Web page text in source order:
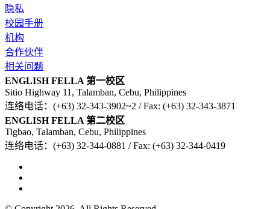
隐私
校园手册
机构
合作伙伴
相关问题
ENGLISH FELLA 第一校区
Sitio Highway 11, Talamban, Cebu, Philippines
连络电话：(+63) 32-343-3902~2 / Fax: (+63) 32-343-3871
ENGLISH FELLA 第二校区
Tigbao, Talamban, Cebu, Philippines
连络电话：(+63) 32-344-0881 / Fax: (+63) 32-344-0419